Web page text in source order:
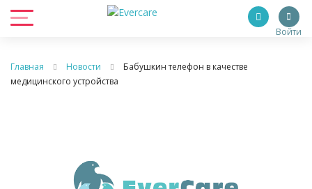
Войти
Главная Новости
Бабушкин телефон в качестве
медицинского устройства